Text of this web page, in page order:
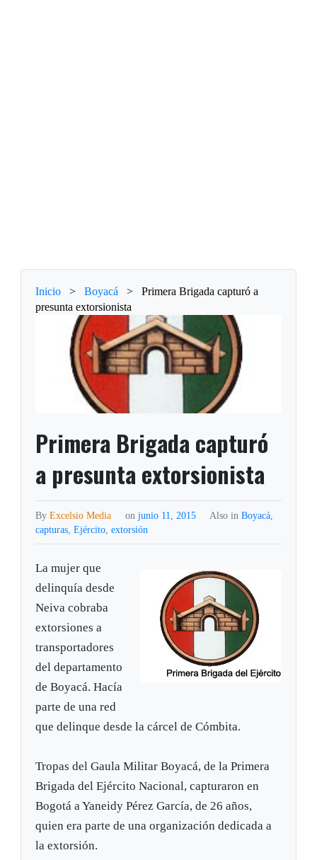
Inicio > Boyacá >
Primera Brigada capturó a
presunta extorsionista
Primera Brigada capturó
a presunta extorsionista
ByExcelsio Media on junio 11, 2015 Also in Boyacá,
capturas,Ejército,extorsión
La mujer que
delinquía desde
Neiva cobraba
extorsiones a
transportadores
del departamento
de Boyacá. Hacía
parte de una red
que delinque desde la cárcel de Cómbita.
Tropas del Gaula Militar Boyacá, de la Primera
Brigada del Ejército Nacional, capturaron en
Bogotá a Yaneidy Pérez García, de 26 años,
quien era parte de una organización dedicada a
la extorsión.